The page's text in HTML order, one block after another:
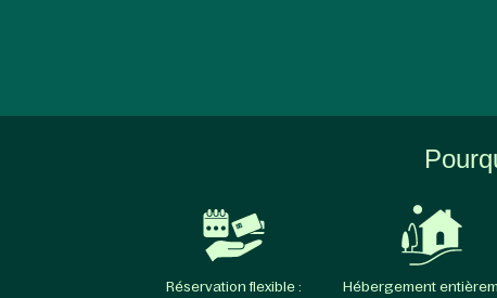
Réservation flexible : Hébergement